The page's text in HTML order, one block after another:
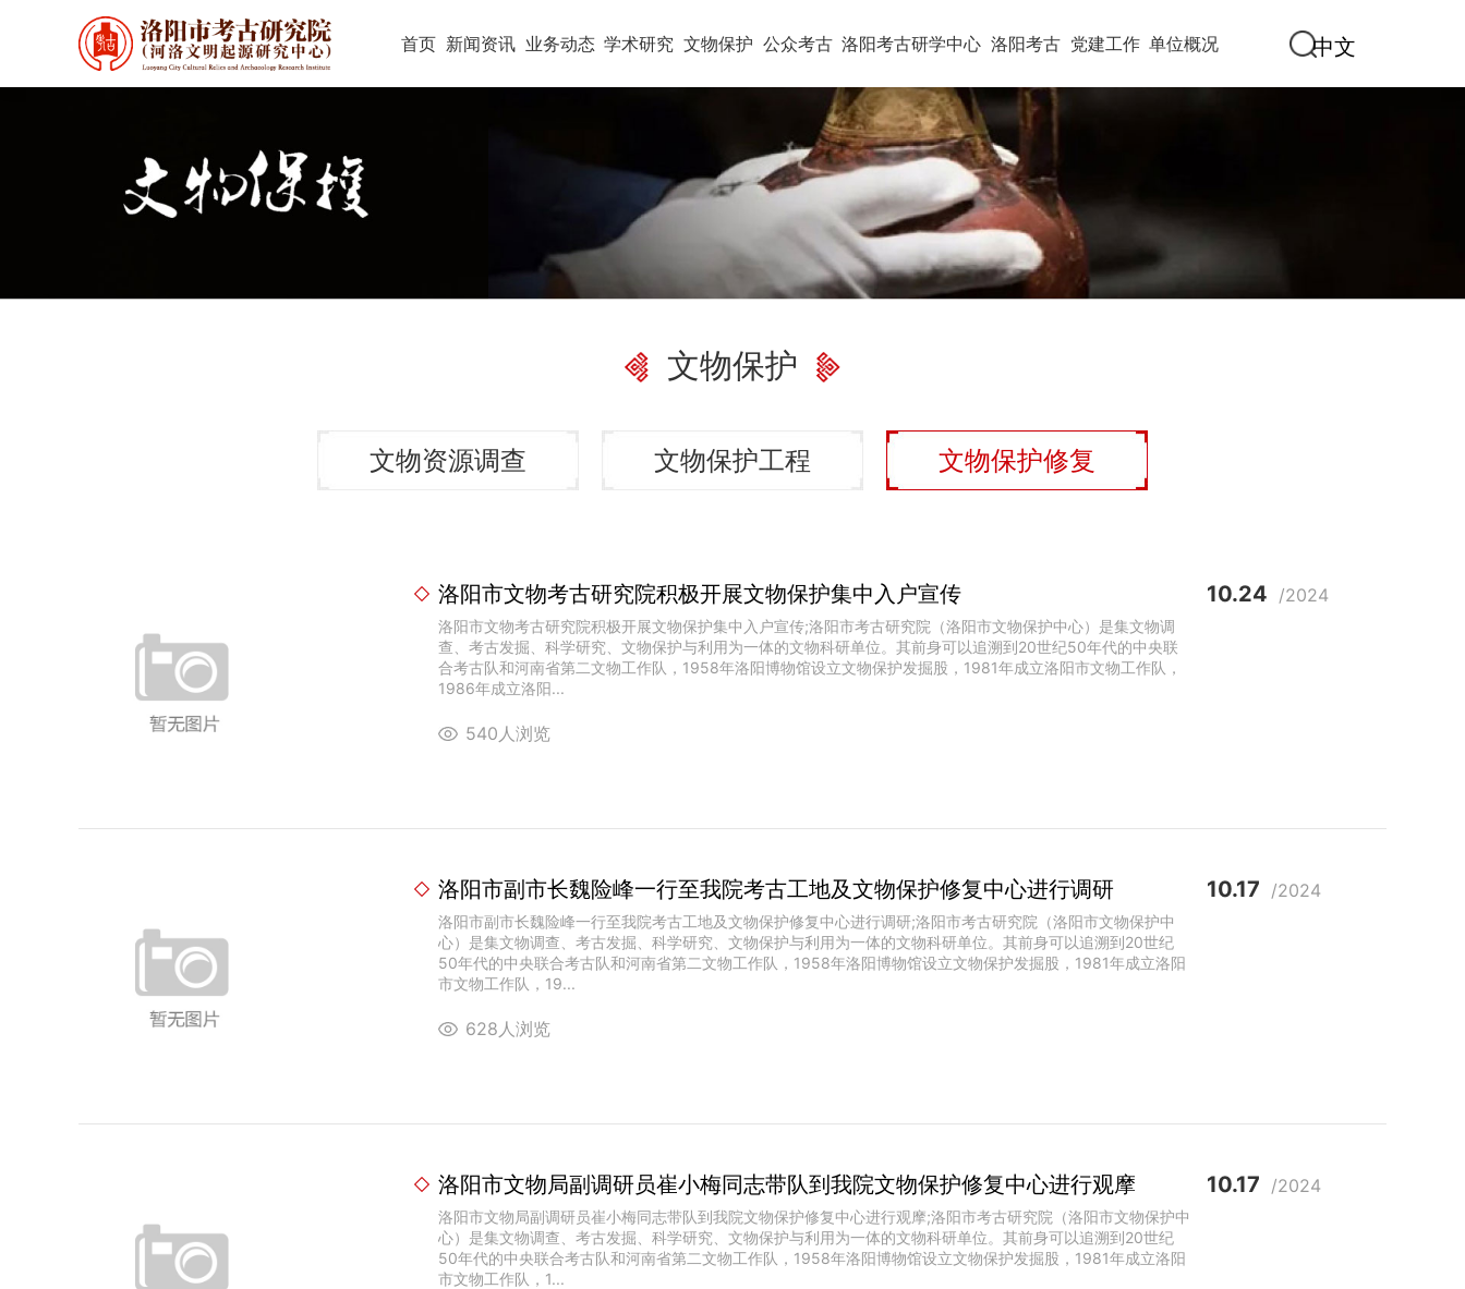
首页 新闻资讯 业务动态 学术研究 文物保护 公众考古 洛阳考古研学中心 洛阳考古 党建工作 单位概况
文物保护
文物资源调查 文物保护工程 文物保护修复
洛阳市文物考古研究院积极开展文物保护集中入户宣传
洛阳市文物考古研究院积极开展文物保护集中入户宣传;洛阳市考古研究院（洛阳市文物保护中心）是集文物调
查、考古发掘、科学研究、文物保护与利用为一体的文物科研单位。其前身可以追溯到20世纪50年代的中央联
合考古队和河南省第二文物工作队，1958年洛阳博物馆设立文物保护发掘股，1981年成立洛阳市文物工作队，
1986年成立洛阳...
540人浏览
10.24 /2024
洛阳市副市长魏险峰一行至我院考古工地及文物保护修复中心进行调研
洛阳市副市长魏险峰一行至我院考古工地及文物保护修复中心进行调研;洛阳市考古研究院（洛阳市文物保护中
心）是集文物调查、考古发掘、科学研究、文物保护与利用为一体的文物科研单位。其前身可以追溯到20世纪
50年代的中央联合考古队和河南省第二文物工作队，1958年洛阳博物馆设立文物保护发掘股，1981年成立洛阳
市文物工作队，19...
628人浏览
10.17 /2024
洛阳市文物局副调研员崔小梅同志带队到我院文物保护修复中心进行观摩
洛阳市文物局副调研员崔小梅同志带队到我院文物保护修复中心进行观摩;洛阳市考古研究院（洛阳市文物保护中
心）是集文物调查、考古发掘、科学研究、文物保护与利用为一体的文物科研单位。其前身可以追溯到20世纪
50年代的中央联合考古队和河南省第二文物工作队，1958年洛阳博物馆设立文物保护发掘股，1981年成立洛阳
市文物工作队，1...
10.17 /2024